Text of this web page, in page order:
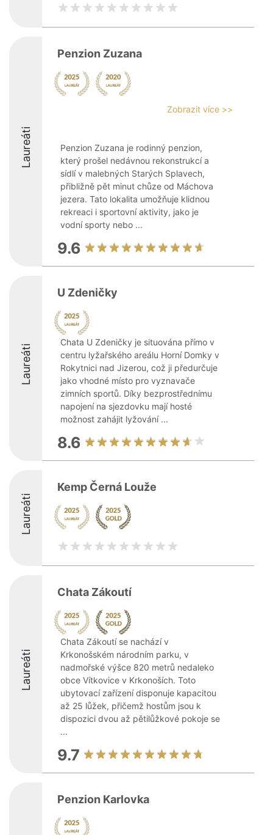
Laureáti
Penzion Zuzana
Zobrazit více >>
Penzion Zuzana je rodinný penzion,
který prošel nedávnou rekonstrukcí a
sídlí v malebných Starých Splavech,
přibližně pět minut chůze od Máchova
jezera. Tato lokalita umožňuje klidnou
rekreaci i sportovní aktivity, jako je
vodní sporty nebo ...
9.6
Laureáti
U Zdeničky
Chata U Zdeničky je situována přímo v
centru lyžařského areálu Horní Domky v
Rokytnici nad Jizerou, což ji předurčuje
jako vhodné místo pro vyznavače
zimních sportů. Díky bezprostřednímu
napojení na sjezdovku mají hosté
možnost zahájit lyžování ...
8.6
Laureáti
Kemp Černá Louže
Laureáti
Chata Zákoutí
Chata Zákoutí se nachází v
Krkonošském národním parku, v
nadmořské výšce 820 metrů nedaleko
obce Vítkovice v Krkonoších. Toto
ubytovací zařízení disponuje kapacitou
až 25 lůžek, přičemž hostům jsou k
dispozici dvou až pětilůžkové pokoje se
...
9.7
Penzion Karlovka